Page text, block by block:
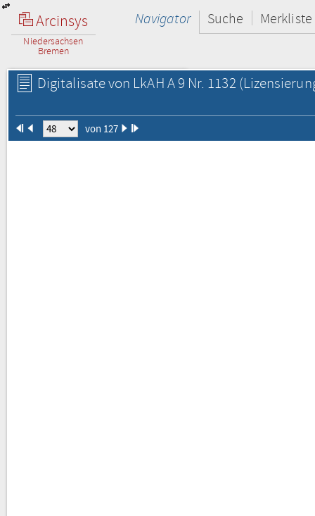
Arcinsys
Niedersachsen
Bremen
Navigator Suche Merkliste
Digitalisate von LkAH A 9 Nr. 1132
von 127